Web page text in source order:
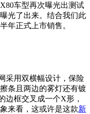
车型再次曝光出测试
光了出来。结合我们此
年正式上市销售。
用双横幅设计，保险
条且两边的雾灯还有镀
边框交叉成一个X形，
来看，这或许是这款新